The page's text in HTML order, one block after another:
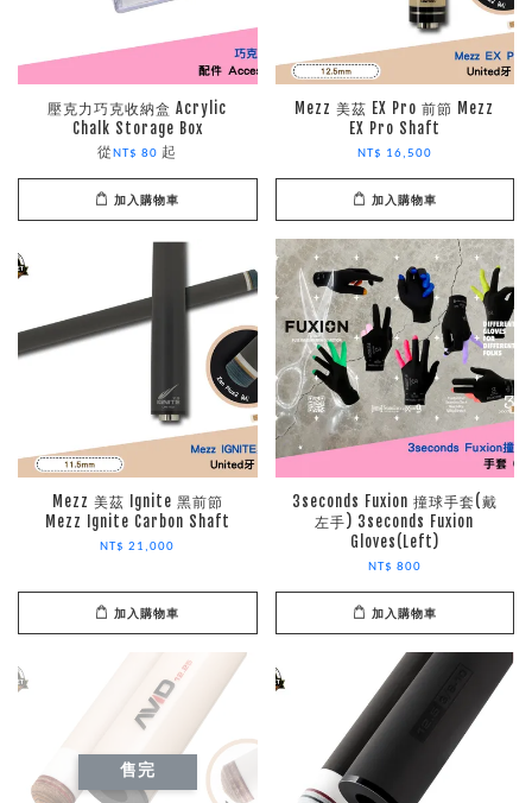
壓克力巧克收納盒 Acrylic
Chalk Storage Box
從NT$ 80 起
加入購物車
Mezz 美茲 EX Pro 前節 Mezz
EX Pro Shaft
NT$ 16,500
加入購物車
Mezz 美茲 Ignite 黑前節
Mezz Ignite Carbon Shaft
NT$ 21,000
加入購物車
3seconds Fuxion 撞球手套(戴
左手) 3seconds Fuxion
Gloves(Left)
NT$ 800
加入購物車
售完